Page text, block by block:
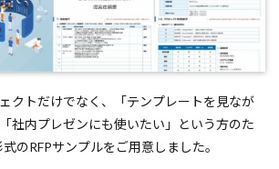
クトだけでなく、「テンプレートを見なが
社内プレゼンにも使いたい」という方のた
のRFPサンプルをご用意しました。